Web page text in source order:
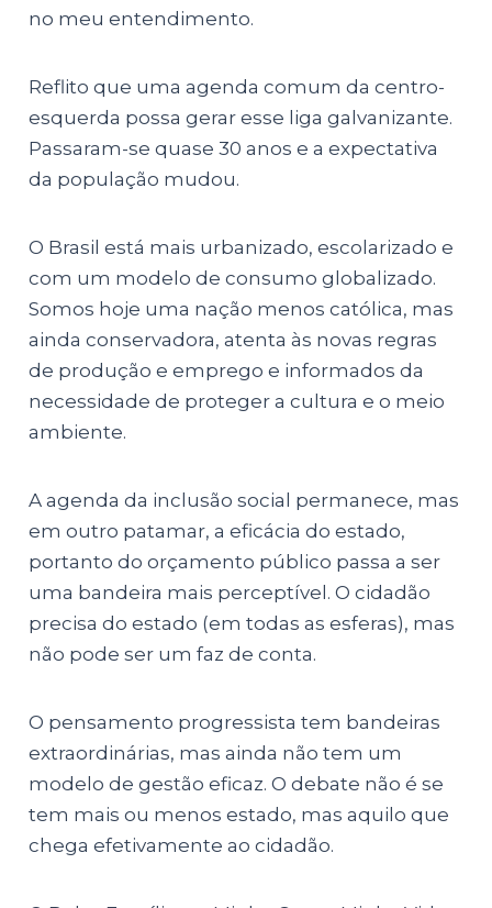
no meu entendimento.
Reflito que uma agenda comum da centro-
esquerda possa gerar esse liga galvanizante.
Passaram-se quase 30 anos e a expectativa
da população mudou.
O Brasil está mais urbanizado, escolarizado e
com um modelo de consumo globalizado.
Somos hoje uma nação menos católica, mas
ainda conservadora, atenta às novas regras
de produção e emprego e informados da
necessidade de proteger a cultura e o meio
ambiente.
A agenda da inclusão social permanece, mas
em outro patamar, a eficácia do estado,
portanto do orçamento público passa a ser
uma bandeira mais perceptível. O cidadão
precisa do estado (em todas as esferas), mas
não pode ser um faz de conta.
O pensamento progressista tem bandeiras
extraordinárias, mas ainda não tem um
modelo de gestão eficaz. O debate não é se
tem mais ou menos estado, mas aquilo que
chega efetivamente ao cidadão.